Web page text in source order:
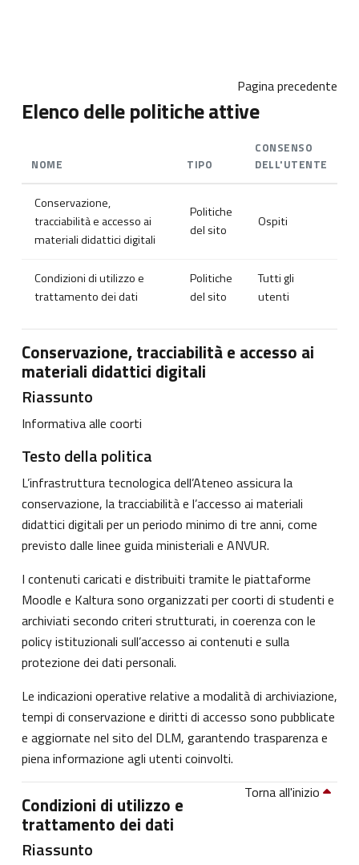
Pagina precedente
Elenco delle politiche attive
NOME TIPO
CONSENSO
DELL'UTENTE
Conservazione,
tracciabilità e accesso ai
materiali didattici digitali
Politiche
del sito
Ospiti
Condizioni di utilizzo e
trattamento dei dati
Politiche
del sito
Tutti gli
utenti
Conservazione, tracciabilità e accesso ai
materiali didattici digitali
Riassunto
Informativa alle coorti
Testo della politica
L’infrastruttura tecnologica dell’Ateneo assicura la
conservazione, la tracciabilità e l’accesso ai materiali
didattici digitali per un periodo minimo di tre anni, come
previsto dalle linee guida ministeriali e ANVUR.
I contenuti caricati e distribuiti tramite le piattaforme
Moodle e Kaltura sono organizzati per coorti di studenti e
archiviati secondo criteri strutturati, in coerenza con le
policy istituzionali sull’accesso ai contenuti e sulla
protezione dei dati personali.
Le indicazioni operative relative a modalità di archiviazione,
tempi di conservazione e diritti di accesso sono pubblicate
e aggiornate nel sito del DLM, garantendo trasparenza e
piena informazione agli utenti coinvolti.
Torna all'inizio
Condizioni di utilizzo e
trattamento dei dati
Riassunto